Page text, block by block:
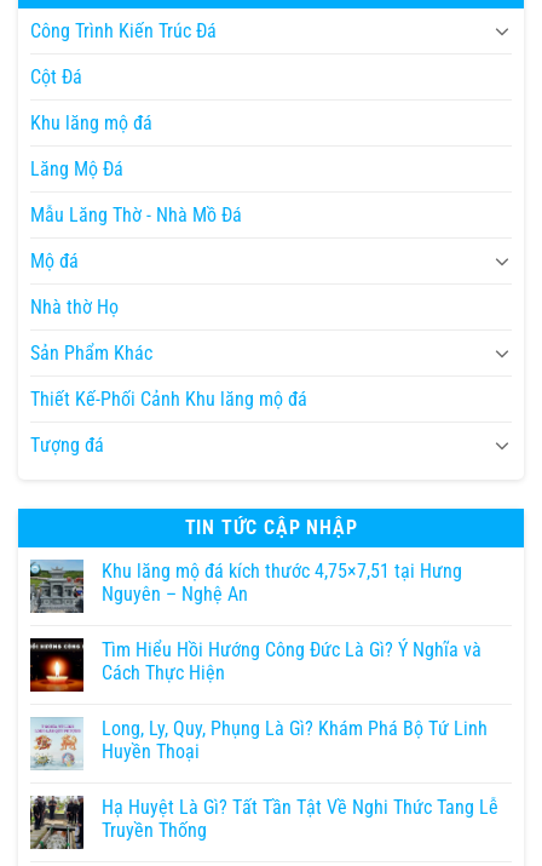
Công Trình Kiến Trúc Đá
Cột Đá
Khu lăng mộ đá
Lăng Mộ Đá
Mẫu Lăng Thờ - Nhà Mồ Đá
Mộ đá
Nhà thờ Họ
Sản Phẩm Khác
Thiết Kế-Phối Cảnh Khu lăng mộ đá
Tượng đá
TIN TỨC CẬP NHẬP
Khu lăng mộ đá kích thước 4,75×7,51 tại Hưng
Nguyên – Nghệ An
Tìm Hiểu Hồi Hướng Công Đức Là Gì? Ý Nghĩa và
Cách Thực Hiện
Long, Ly, Quy, Phụng Là Gì? Khám Phá Bộ Tứ Linh
Huyền Thoại
Hạ Huyệt Là Gì? Tất Tần Tật Về Nghi Thức Tang Lễ
Truyền Thống